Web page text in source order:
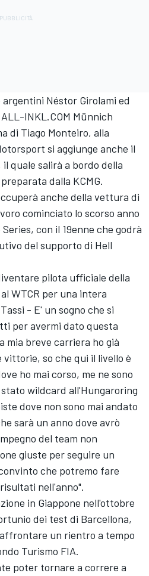
Néstor Girolami ed
INKL.COM Münnich
di Tiago Monteiro, alla
si aggiunge anche il
quale salirà a bordo della
dalla KCMG.
anche della vettura di
cominciato lo scorso anno
con il 19enne che godrà
del supporto di Hell
pilota ufficiale della
WTCR per una intera
- E' un sogno che si
per avermi dato questa
mia breve carriera ho già
so che qui il livello è
ho mai corso, me ne sono
wildcard all'Hungaroring
dove non sono mai andato
sarà un anno dove avrò
del team non
giuste per seguire un
che potremo fare
nell'anno".
in Giappone nell'ottobre
dei test di Barcellona,
un rientro a tempo
Turismo FIA.
poter tornare a correre a